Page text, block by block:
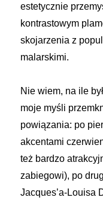
estetycznie
kontrastowym
skojarzenia z
malarskimi.
Nie wiem, na ile
moje myśli
powiązania: po
akcentami
też bardzo
zabiegowi), po
Jacques’a-Louisa